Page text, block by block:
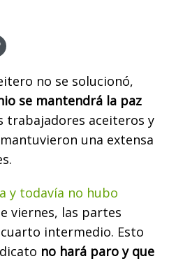
no se solucionó,
se mantendrá la paz
trabajadores aceiteros y
una extensa
y todavía no hubo
viernes, las partes
intermedio. Esto
no hará paro y que